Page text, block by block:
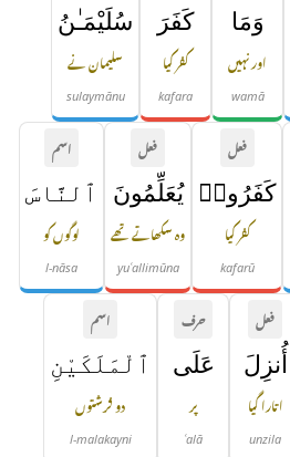
وَمَا
اور نہیں
wamā
كَفَرَ
کفر کیا
kafara
سُلَيْمَـٰنُ
سلیمان نے
sulaymānu
فعل
كَفَرُوا۟
کفر کیا
kafarū
فعل
يُعَلِّمُونَ
وہ سکھاتے تھے
yuʿallimūna
اسم
ٱلنَّاسَ
لوگوں کو
l-nāsa
فعل
أُنزِلَ
اتارا گیا
unzila
حرف
عَلَى
پر
ʿalā
اسم
ٱلْمَلَكَيْنِ
دو فرشتوں
l-malakayni